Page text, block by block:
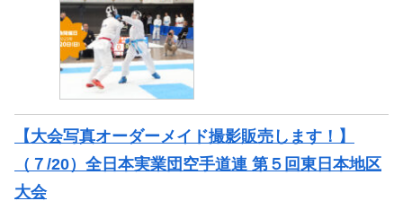
【大会写真オーダーメイド撮影販売します！】
（７/20）全日本実業団空手道連 第５回東日本地区
大会